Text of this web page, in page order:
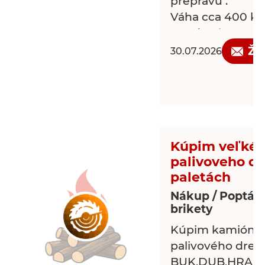
Váha cca 400
Uvedená cena
odpočet .
30.07.2026
Kúpim veľké
palivoveho
paletách
Nákup /
brikety
Kúpim
palivového